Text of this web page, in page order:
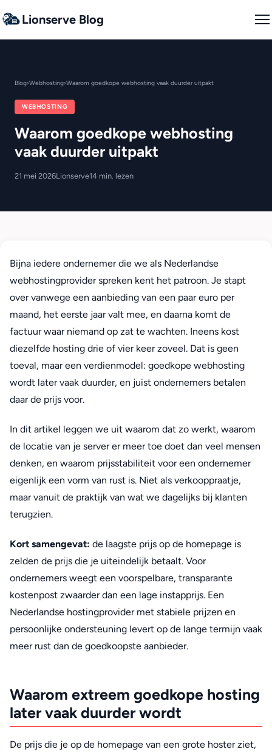
Lionserve Blog
Blog›Webhosting›Waarom goedkope webhosting vaak duurder uitpakt
WEBHOSTING
Waarom goedkope webhosting
vaak duurder uitpakt
21 mei 2026Lionserve14 min. lezen
Bijna iedere ondernemer die we als Nederlandse
webhostingprovider spreken kent het patroon. Je stapt
over vanwege een aanbieding van een paar euro per
maand, het eerste jaar valt mee, en daarna komt de
factuur waar niemand op zat te wachten. Ineens kost
diezelfde hosting drie of vier keer zoveel. Dat is geen
toeval, maar een verdienmodel: goedkope webhosting
wordt later vaak duurder, en juist ondernemers betalen
daar de prijs voor.
In dit artikel leggen we uit waarom dat zo werkt, waarom
de locatie van je server er meer toe doet dan veel mensen
denken, en waarom prijsstabiliteit voor een ondernemer
eigenlijk een vorm van rust is. Niet als verkooppraatje,
maar vanuit de praktijk van wat we dagelijks bij klanten
terugzien.
Kort samengevat: de laagste prijs op de homepage is
zelden de prijs die je uiteindelijk betaalt. Voor
ondernemers weegt een voorspelbare, transparante
kostenpost zwaarder dan een lage instapprijs. Een
Nederlandse hostingprovider met stabiele prijzen en
persoonlijke ondersteuning levert op de lange termijn vaak
meer rust dan de goedkoopste aanbieder.
Waarom extreem goedkope hosting
later vaak duurder wordt
De prijs die je op de homepage van een grote hoster ziet,